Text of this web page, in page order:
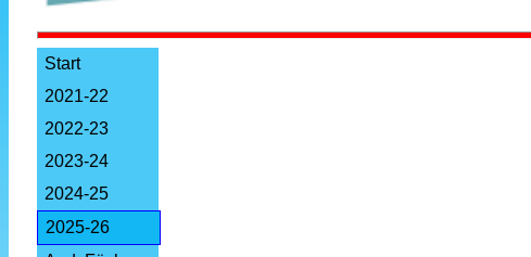
Start
2021-22
2022-23
2023-24
2024-25
2025-26